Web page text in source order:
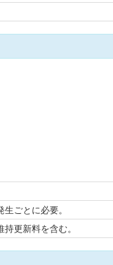
ごとに必要。
更新料を含む。